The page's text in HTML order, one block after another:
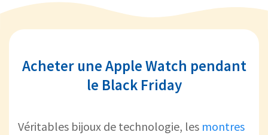
Acheter une Apple Watch pendant
le Black Friday
Véritables bijoux de technologie, les montres